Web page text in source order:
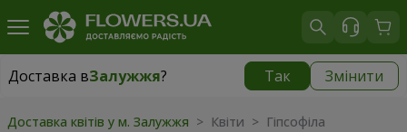
Доставка вЗалужжя? Так Змінити
Доставка вЗалужжя|
Доставка квітів у м. Залужжя > Квіти > Гіпсофіла